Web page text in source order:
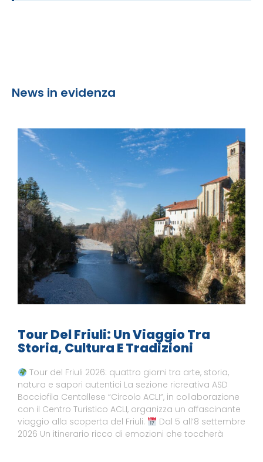
News in evidenza
Tour Del Friuli: Un Viaggio Tra
Storia, Cultura E Tradizioni
Tour del Friuli 2026: quattro giorni tra arte, storia,
natura e sapori autentici La sezione ricreativa ASD
Bocciofila Centallese “Circolo ACLI”, in collaborazione
con il Centro Turistico ACLI, organizza un affascinante
viaggio alla scoperta del Friuli.
Dal 5 all’8 settembre
2026 Un itinerario ricco di emozioni che toccherà